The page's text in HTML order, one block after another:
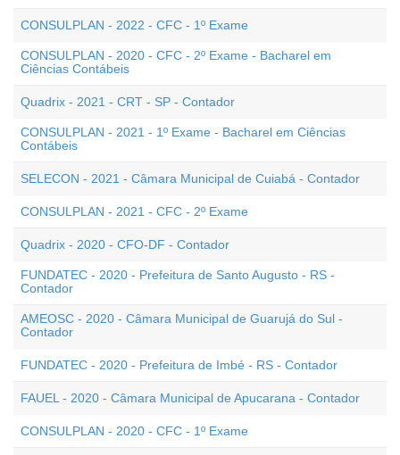
CONSULPLAN - 2022 - CFC - 1º Exame
CONSULPLAN - 2020 - CFC - 2º Exame - Bacharel em
Ciências Contábeis
Quadrix - 2021 - CRT - SP - Contador
CONSULPLAN - 2021 - 1º Exame - Bacharel em Ciências
Contábeis
SELECON - 2021 - Câmara Municipal de Cuiabá - Contador
CONSULPLAN - 2021 - CFC - 2º Exame
Quadrix - 2020 - CFO-DF - Contador
FUNDATEC - 2020 - Prefeitura de Santo Augusto - RS -
Contador
AMEOSC - 2020 - Câmara Municipal de Guarujá do Sul -
Contador
FUNDATEC - 2020 - Prefeitura de Imbé - RS - Contador
FAUEL - 2020 - Câmara Municipal de Apucarana - Contador
CONSULPLAN - 2020 - CFC - 1º Exame